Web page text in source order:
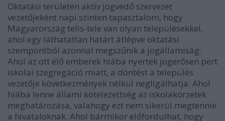
Oktatási területen aktív jogvédő szervezet
vezetőjeként napi szinten tapasztalom, hogy
Magyarország telis-tele van olyan településekkel,
ahol egy láthatatlan határt átlépve oktatási
szempontból azonnal megszűnik a jogállamiság.
Ahol az ott élő emberek hiába nyertek jogerősen pert
iskolai szegregáció miatt, a döntést a település
vezetője következmények nélkül negligálhatja. Ahol
hiába lenne állami kötelezettség az iskolakörzetek
meghatározása, valahogy ezt nem sikerül megtennie
a hivataloknak. Ahol bármikor előfordulhat, hogy